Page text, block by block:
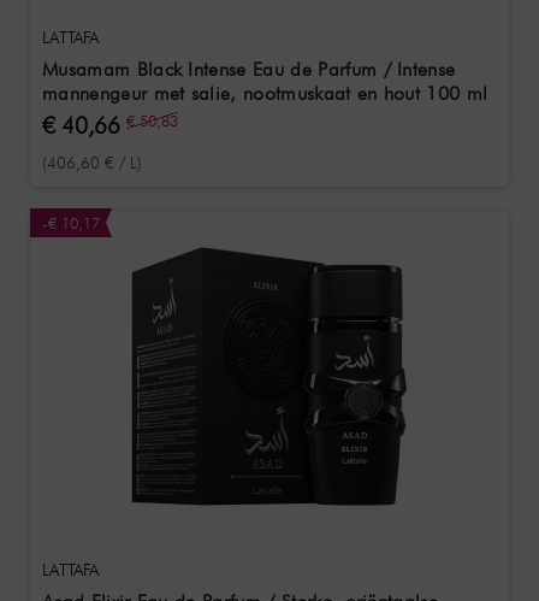
LATTAFA
Musamam Black Intense Eau de Parfum / Intense
mannengeur met salie, nootmuskaat en hout 100 ml
€ 40,66 € 50,83
(406,60 € / L)
-€ 10,17
LATTAFA